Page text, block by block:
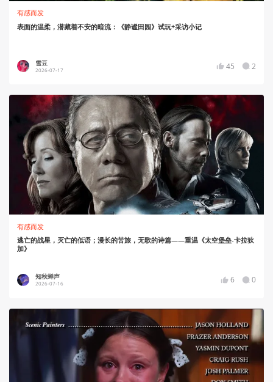
有感而发
表面的温柔，潜藏着不安的暗流：《静谧田园》试玩+采访小记
雪豆
2026-07-17 45 2
有感而发
逃亡的战星，灭亡的低语；漫长的苦旅，无歌的诗篇——重温《太空堡垒-卡拉狄
加》
知秋蝉声
2026-07-16 6 0